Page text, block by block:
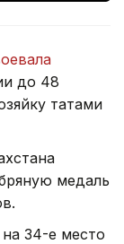
до 48
татами
медаль
на 34-е место